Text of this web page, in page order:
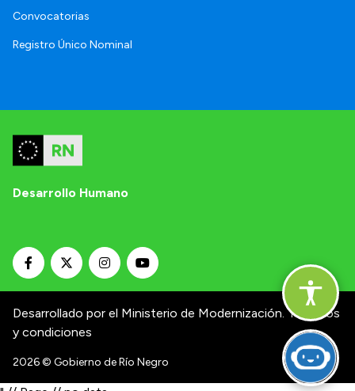
Convocatorias
Registro Único Nominal
Desarrollo Humano
Desarrollado por el Ministerio de Modernización. Términos
y condiciones
2026© Gobierno de Río Negro